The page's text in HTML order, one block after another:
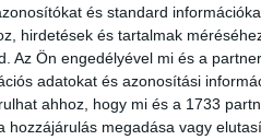
és standard
hirdetések és tartalmak
Az Ön engedélyével mi és a
adatokat és azonosítási
ahhoz, hogy mi és a 1733
hozzájárulás megadása vagy